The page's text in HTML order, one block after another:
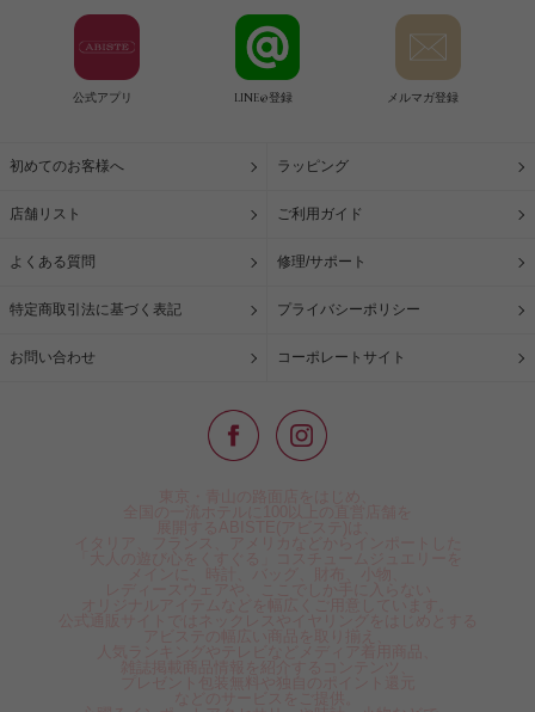
公式アプリ LINE@登録 メルマガ登録
初めてのお客様へ ラッピング
店舗リスト ご利用ガイド
よくある質問 修理/サポート
特定商取引法に基づく表記 プライバシーポリシー
お問い合わせ コーポレートサイト